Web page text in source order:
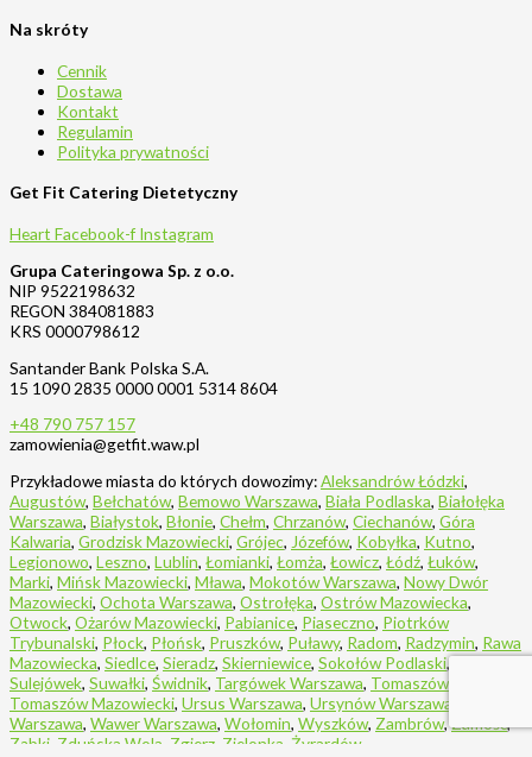
Na skróty
Cennik
Dostawa
Kontakt
Regulamin
Polityka prywatności
Get Fit Catering Dietetyczny
Heart Facebook-f Instagram
Grupa Cateringowa Sp. z o.o.
NIP 9522198632
REGON 384081883
KRS 0000798612
Santander Bank Polska S.A.
15 1090 2835 0000 0001 5314 8604
+48 790 757 157
zamowienia@getfit.waw.pl
Przykładowe miasta do których dowozimy:Aleksandrów Łódzki,
Augustów, Bełchatów, Bemowo Warszawa, Biała Podlaska, Białołęka
Warszawa, Białystok, Błonie, Chełm, Chrzanów, Ciechanów, Góra
Kalwaria, Grodzisk Mazowiecki, Grójec, Józefów, Kobyłka, Kutno,
Legionowo, Leszno, Lublin, Łomianki, Łomża, Łowicz, Łódź, Łuków,
Marki, Mińsk Mazowiecki, Mława, Mokotów Warszawa, Nowy Dwór
Mazowiecki, Ochota Warszawa, Ostrołęka, Ostrów Mazowiecka,
Otwock, Ożarów Mazowiecki, Pabianice, Piaseczno, Piotrków
Trybunalski, Płock, Płońsk, Pruszków, Puławy, Radom, Radzymin, Rawa
Mazowiecka, Siedlce, Sieradz, Skierniewice, Sokołów Podlaski,
Sulejówek, Suwałki, Świdnik, Targówek Warszawa, Tomaszów Lubelski
Tomaszów Mazowiecki, Ursus Warszawa, Ursynów Warszawa
Warszawa, Wawer Warszawa, Wołomin, Wyszków, Zambrów,Zamość,
Ząbki Zduńska Wola Zgierz Zielonka Żyrardów,